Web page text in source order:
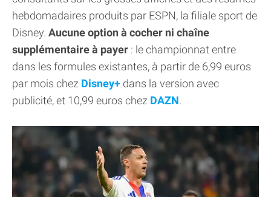
hebdomadaires produits par ESPN, la filiale sport de
Disney. Aucune option à cocher ni chaîne
supplémentaire à payer : le championnat entre
dans les formules existantes, à partir de 6,99 euros
par mois chez Disney+ dans la version avec
publicité, et 10,99 euros chez DAZN.